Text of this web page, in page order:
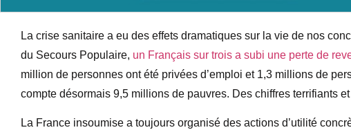
La crise sanitaire a eu des effets dramatiques sur la vie de nos
du Secours Populaire, un Français sur trois a subi une perte de
million de personnes ont été privées d’emploi et 1,3 millions de
compte désormais 9,5 millions de pauvres. Des chiffres terrifiants
La France insoumise a toujours organisé des actions d’utilité